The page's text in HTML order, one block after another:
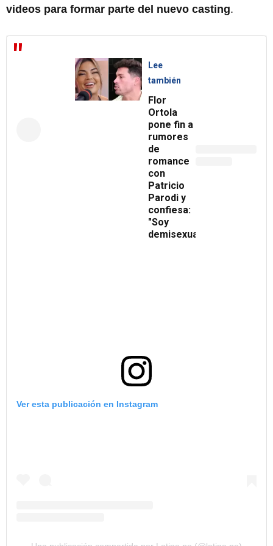
videos para formar parte del nuevo casting.
Lee
también
Flor
Ortola
pone fin a
rumores
de
romance
con
Patricio
Parodi y
confiesa:
"Soy
demisexual"
Ver esta publicación en Instagram